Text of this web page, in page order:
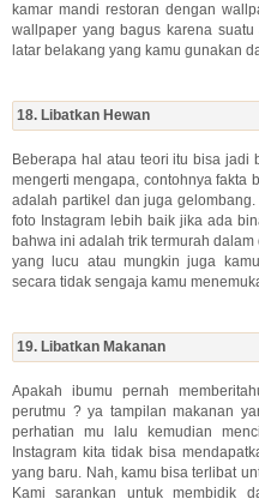
kamar mandi restoran dengan
wallpaper yang bagus karena
latar belakang yang kamu gunakan
18. Libatkan Hewan
Beberapa hal atau teori itu bisa jadi
mengerti mengapa, contohnya fakta
adalah partikel dan juga
foto Instagram lebih baik jika ada
bahwa ini adalah trik termurah
yang lucu atau mungkin juga
secara tidak sengaja kamu
19. Libatkan Makanan
Apakah ibumu pernah
perutmu ? ya tampilan makanan
perhatian mu lalu kemudian
Instagram kita tidak bisa
yang baru. Nah, kamu bisa terlibat
Kami sarankan untuk membidik